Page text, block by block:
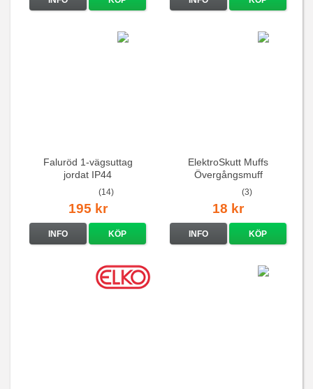
Faluröd 1-vägsuttag
jordat IP44
(14)
195 kr
INFO KÖP
ElektroSkutt Muffs
Övergångsmuff
(3)
18 kr
INFO KÖP